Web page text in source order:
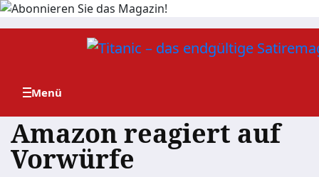
Zum
Amazon reagiert auf
Vorwürfe